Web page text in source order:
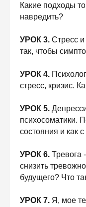
Какие подходы
навредить?
УРОК 3. Стресс и
так, чтобы
УРОК 4.
стресс, кризис.
УРОК 5.
психосоматики.
состояния и как
УРОК 6. Тревога
снизить
будущего? Что
УРОК 7. Я, мое